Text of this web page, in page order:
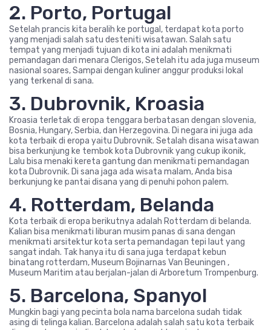
2. Porto, Portugal
Setelah prancis kita beralih ke portugal, terdapat kota porto
yang menjadi salah satu desteniti wisatawan. Salah satu
tempat yang menjadi tujuan di kota ini adalah menikmati
pemandagan dari menara Clerigos, Setelah itu ada juga museum
nasional soares, Sampai dengan kuliner anggur produksi lokal
yang terkenal di sana.
3. Dubrovnik, Kroasia
Kroasia terletak di eropa tenggara berbatasan dengan slovenia,
Bosnia, Hungary, Serbia, dan Herzegovina. Di negara ini juga ada
kota terbaik di eropa yaitu Dubrovnik. Setalah disana wisatawan
bisa berkunjung ke tembok kota Dubrovnik yang cukup ikonik,
Lalu bisa menaki kereta gantung dan menikmati pemandagan
kota Dubrovnik. Di sana jaga ada wisata malam, Anda bisa
berkunjung ke pantai disana yang di penuhi pohon palem.
4. Rotterdam, Belanda
Kota terbaik di eropa berikutnya adalah Rotterdam di belanda.
Kalian bisa menikmati liburan musim panas di sana dengan
menikmati arsitektur kota serta pemandagan tepi laut yang
sangat indah. Tak hanya itu di sana juga terdapat kebun
binatang rotterdam, Museum Bojinarnas Van Beuningen ,
Museum Maritim atau berjalan-jalan di Arboretum Trompenburg.
5. Barcelona, Spanyol
Mungkin bagi yang pecinta bola nama barcelona sudah tidak
asing di telinga kalian. Barcelona adalah salah satu kota terbaik